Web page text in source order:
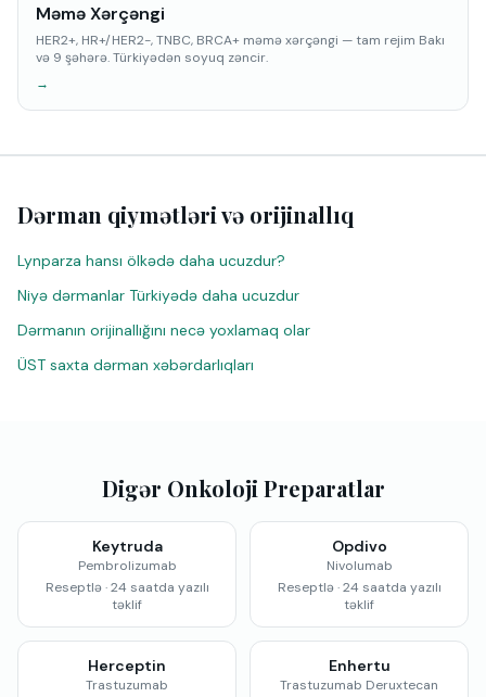
Məmə Xərçəngi
HER2+, HR+/HER2-, TNBC, BRCA+ məmə xərçəngi — tam rejim Bakı
və 9 şəhərə. Türkiyədən soyuq zəncir.
→
Dərman qiymətləri və orijinallıq
Lynparza hansı ölkədə daha ucuzdur?
Niyə dərmanlar Türkiyədə daha ucuzdur
Dərmanın orijinallığını necə yoxlamaq olar
ÜST saxta dərman xəbərdarlıqları
Digər Onkoloji Preparatlar
Keytruda
Pembrolizumab
Reseptlə · 24 saatda yazılı
təklif
Opdivo
Nivolumab
Reseptlə · 24 saatda yazılı
təklif
Herceptin
Trastuzumab
Enhertu
Trastuzumab Deruxtecan